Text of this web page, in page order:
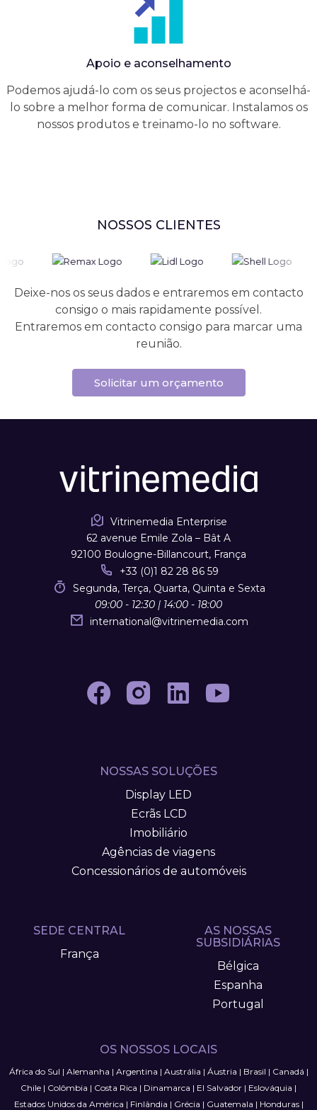
Apoio e aconselhamento
Podemos ajudá-lo com os seus projectos e aconselhá-
lo sobre a melhor forma de comunicar. Instalamos os
nossos produtos e treinamo-lo no software.
NOSSOS CLIENTES
Deixe-nos os seus dados e entraremos em contacto
consigo o mais rapidamente possível.
Entraremos em contacto consigo para marcar uma
reunião.
Solicitar um orçamento
Vitrinemedia Enterprise
62 avenue Emile Zola – Bât A
92100 Boulogne-Billancourt, França
+33 (0)1 82 28 86 59
Segunda, Terça, Quarta, Quinta e Sexta
09:00 - 12:30 | 14:00 - 18:00
international@vitrinemedia.com
NOSSAS SOLUÇÕES
Display LED
Ecrãs LCD
Imobiliário
Agências de viagens
Concessionários de automóveis
SEDE CENTRAL
França
AS NOSSAS
SUBSIDIÁRIAS
Bélgica
Espanha
Portugal
OS NOSSOS LOCAIS
África do Sul | Alemanha | Argentina | Austrália | Áustria | Brasil | Canadá |
Chile | Colômbia | Costa Rica | Dinamarca | El Salvador | Eslováquia |
Estados Unidos da América | Finlândia | Grécia | Guatemala | Honduras|